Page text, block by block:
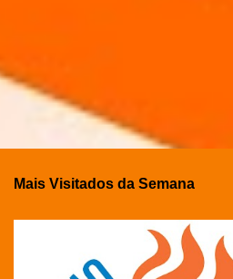
Mais Visitados da Semana